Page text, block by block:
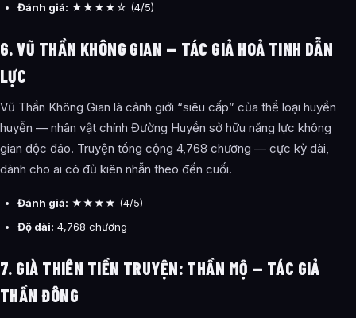
Đánh giá: ★★★★☆ (4/5)
6. VŨ THẦN KHÔNG GIAN — TÁC GIẢ HOẢ TINH DẪN
LỰC
Vũ Thần Không Gian là cảnh giới “siêu cấp” của thể loại huyền
huyễn — nhân vật chính Đường Huyền sở hữu năng lực không
gian độc đáo. Truyện tổng cộng 4,768 chương — cực kỳ dài,
dành cho ai có đủ kiên nhẫn theo đến cuối.
Đánh giá: ★★★★ (4/5)
Độ dài: 4,768 chương
7. GIÀ THIÊN TIỀN TRUYỆN: THẦN MỘ — TÁC GIẢ
THẦN ĐÔNG